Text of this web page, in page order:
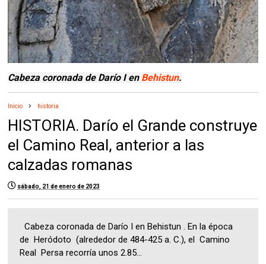
Cabeza coronada de Darío I en Behistun.
Inicio historia
HISTORIA. Darío el Grande construye
el Camino Real, anterior a las
calzadas romanas
sábado, 21 de enero de 2023
Cabeza coronada de Darío I en Behistun . En la época
de Heródoto (alrededor de 484-425 a. C.), el Camino
Real Persa recorría unos 2.85...